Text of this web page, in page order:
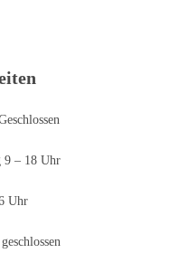
9 – 18 Uhr
Uhr